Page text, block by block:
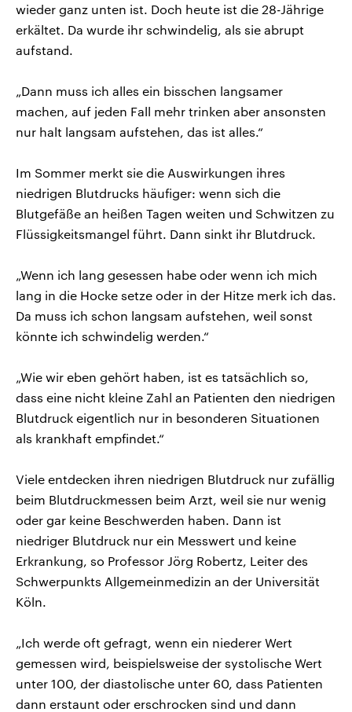
wieder ganz unten ist. Doch heute ist die 28-Jährige
erkältet. Da wurde ihr schwindelig, als sie abrupt
aufstand.
„Dann muss ich alles ein bisschen langsamer
machen, auf jeden Fall mehr trinken aber ansonsten
nur halt langsam aufstehen, das ist alles.“
Im Sommer merkt sie die Auswirkungen ihres
niedrigen Blutdrucks häufiger: wenn sich die
Blutgefäße an heißen Tagen weiten und Schwitzen zu
Flüssigkeitsmangel führt. Dann sinkt ihr Blutdruck.
„Wenn ich lang gesessen habe oder wenn ich mich
lang in die Hocke setze oder in der Hitze merk ich das.
Da muss ich schon langsam aufstehen, weil sonst
könnte ich schwindelig werden.“
„Wie wir eben gehört haben, ist es tatsächlich so,
dass eine nicht kleine Zahl an Patienten den niedrigen
Blutdruck eigentlich nur in besonderen Situationen
als krankhaft empfindet.“
Viele entdecken ihren niedrigen Blutdruck nur zufällig
beim Blutdruckmessen beim Arzt, weil sie nur wenig
oder gar keine Beschwerden haben. Dann ist
niedriger Blutdruck nur ein Messwert und keine
Erkrankung, so Professor Jörg Robertz, Leiter des
Schwerpunkts Allgemeinmedizin an der Universität
Köln.
„Ich werde oft gefragt, wenn ein niederer Wert
gemessen wird, beispielsweise der systolische Wert
unter 100, der diastolische unter 60, dass Patienten
dann erstaunt oder erschrocken sind und dann